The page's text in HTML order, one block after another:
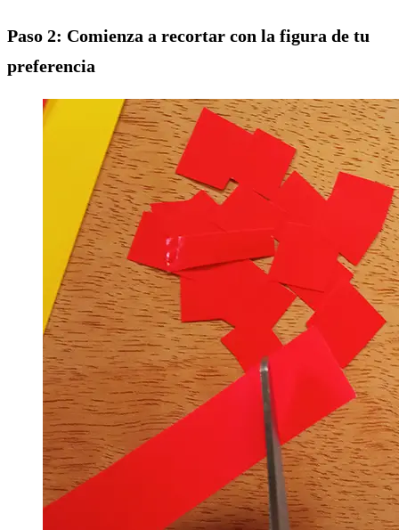
Paso 2: Comienza a recortar con la figura de tu
preferencia